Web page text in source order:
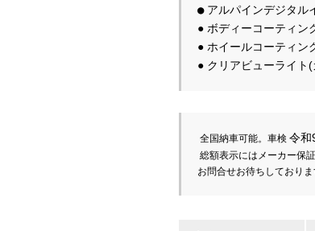
● アルパインデジタル
● ホイールコーティン
全国納車可能。車検 令和
総額表示にはメーカー保
お問合せお待ちしておりま